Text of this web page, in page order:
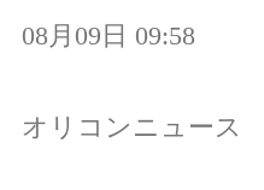
08月09日 09:58
オリコンニュース